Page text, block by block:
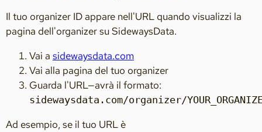
Il tuo organizer ID appare nell'URL quando visualizzi la
pagina dell'organizer su SidewaysData.
Vai a sidewaysdata.com
Vai alla pagina del tuo organizer
Guarda l'URL—avrà il formato:
sidewaysdata.com/organizer/
Ad esempio, se il tuo URL è